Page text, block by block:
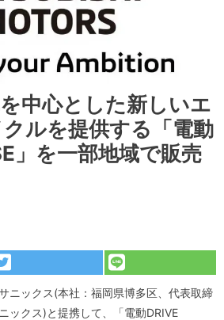
中心とした新しいエ
ルを提供する「電動
」を一部地域で販売
ニックス(本社：福岡県博多区、代表取締
ックス)と提携して、「電動DRIVE